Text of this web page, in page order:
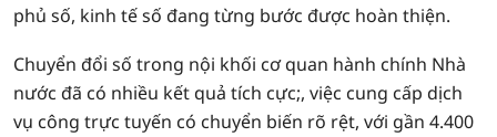
phủ số, kinh tế số đang từng bước được hoàn thiện.
Chuyển đổi số trong nội khối cơ quan hành chính Nhà
nước đã có nhiều kết quả tích cực;, việc cung cấp dịch
vụ công trực tuyến có chuyển biến rõ rệt, với gần 4.400